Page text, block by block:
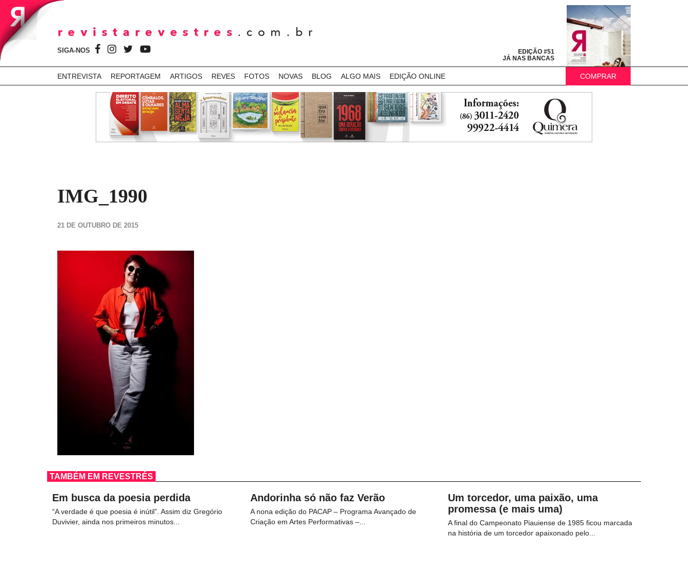
SIGA-NOS
EDIÇÃO #51
JÁ NAS BANCAS
ENTREVISTA REPORTAGEM ARTIGOS REVES FOTOS NOVAS BLOG ALGO MAIS EDIÇÃO ONLINE COMPRAR
IMG_1990
21 DE OUTUBRO DE 2015
TAMBÉM EM REVESTRÉS
Em busca da poesia perdida
“A verdade é que poesia é inútil”. Assim diz Gregório
Duvivier, ainda nos primeiros minutos...
Andorinha só não faz Verão
A nona edição do PACAP – Programa Avançado de
Criação em Artes Performativas –...
Um torcedor, uma paixão, uma
promessa (e mais uma)
A final do Campeonato Piauiense de 1985 ficou marcada
na história de um torcedor apaixonado pelo...